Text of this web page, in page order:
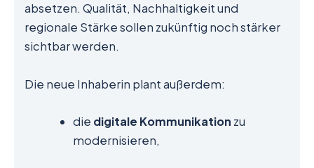
absetzen. Qualität, Nachhaltigkeit und
regionale Stärke sollen zukünftig noch stärker
sichtbar werden.
Die neue Inhaberin plant außerdem:
die digitale Kommunikation zu
modernisieren,